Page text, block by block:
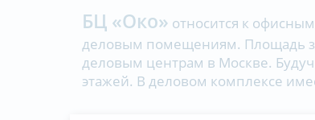
БЦ «Око» относится к
деловым помещениям. Площадь
деловым центрам в Москве.
этажей. В деловом комплексе